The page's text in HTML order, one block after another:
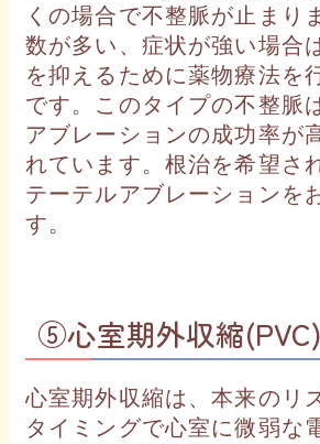
くの場合で不整脈が止まり
数が多い、症状が強い場合
を抑えるために薬物療法を
です。このタイプの不整脈
アブレーションの成功率が
れています。根治を希望さ
テーテルアブレーションを
す。
⑤心室期外収縮(PVC)
心室期外収縮は、本来のリ
タイミングで心室に微弱な